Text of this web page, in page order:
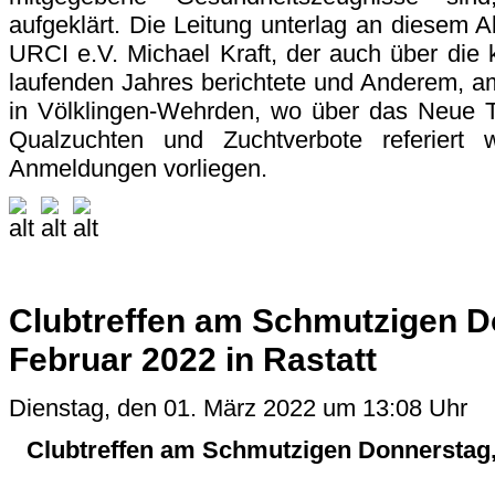
aufgeklärt. Die Leitung unterlag an diesem
URCI e.V. Michael Kraft, der auch über die
laufenden Jahres berichtete und Anderem,
in Völklingen-Wehrden, wo über das Neue
Qualzuchten und Zuchtverbote
Anmeldungen vorliegen.
Clubtreffen am Schmutzigen
Februar 2022 in Rastatt
Dienstag, den 01. März 2022 um 13:08 Uhr
Clubtreffen am Schmutzigen